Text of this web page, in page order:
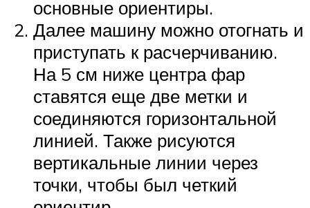
основные ориентиры.
Далее машину можно отогнать и
приступать к расчерчиванию.
На 5 см ниже центра фар
ставятся еще две метки и
соединяются горизонтальной
линией. Также рисуются
вертикальные линии через
точки, чтобы был четкий